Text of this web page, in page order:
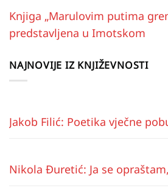
Knjiga „Marulovim putima
predstavljena u Imotskom
NAJNOVIJE IZ KNJIŽEVNOSTI
Jakob Filić: Poetika vječne
Nikola Đuretić: Ja se